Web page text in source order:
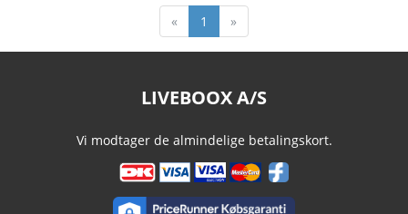
« 1 »
LIVEBOOX A/S
Vi modtager de almindelige betalingskort.